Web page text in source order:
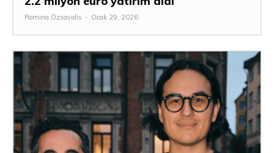
Romina Özsavidis - Ocak 29, 2026